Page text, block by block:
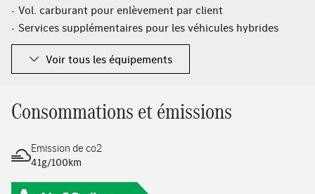
Vol. carburant pour enlèvement par client
Services supplémentaires pour les véhicules hybrides
rechargeables
Intégration smartphone
Prééquipement pour service de partage de clé
DISTRONIC
Pack d'assistance à la conduite
Rétroviseurs intérieur et extérieur (côté conducteur) à
Voir tous les équipements
Consommations et émissions
Emission de co2
41g/100km